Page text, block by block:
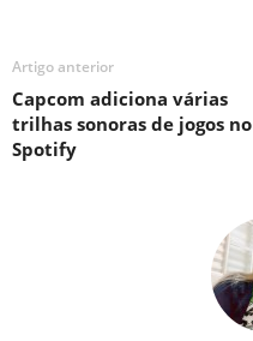
Artigo anterior
Capcom adiciona várias
trilhas sonoras de jogos no
Spotify